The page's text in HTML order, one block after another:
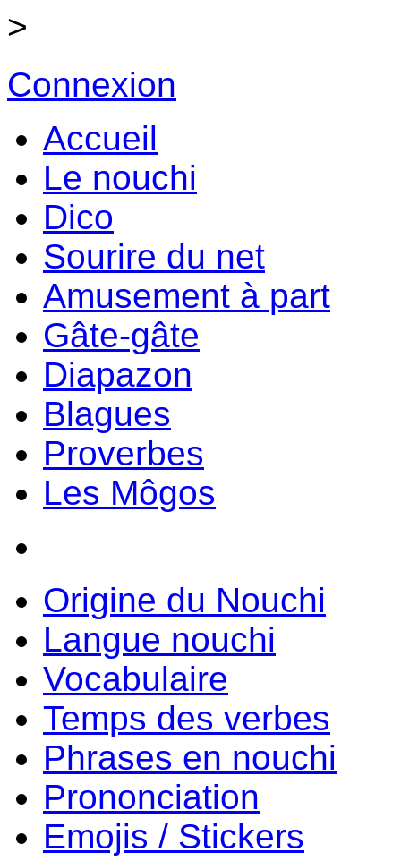
>
Connexion
Accueil
Le nouchi
Dico
Sourire du net
Amusement à part
Gâte-gâte
Diapazon
Blagues
Proverbes
Les Môgos
Origine du Nouchi
Langue nouchi
Vocabulaire
Temps des verbes
Phrases en nouchi
Prononciation
Emojis / Stickers